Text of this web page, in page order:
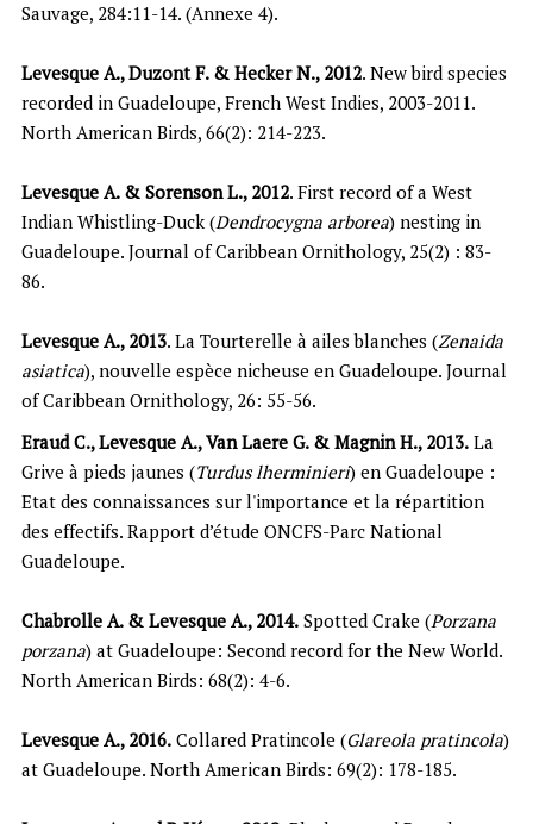
Sauvage, 284:11-14. (Annexe 4).
Levesque A., Duzont F. & Hecker N., 2012. New bird species
recorded in Guadeloupe, French West Indies, 2003-2011.
North American Birds, 66(2): 214-223.
Levesque A. & Sorenson L., 2012. First record of a West
Indian Whistling-Duck (Dendrocygna arborea) nesting in
Guadeloupe. Journal of Caribbean Ornithology, 25(2) : 83-
86.
Levesque A., 2013. La Tourterelle à ailes blanches (Zenaida
asiatica), nouvelle espèce nicheuse en Guadeloupe. Journal
of Caribbean Ornithology, 26: 55-56.
Eraud C., Levesque A., Van Laere G. & Magnin H., 2013. La
Grive à pieds jaunes (Turdus lherminieri) en Guadeloupe :
Etat des connaissances sur l'importance et la répartition
des effectifs. Rapport d’étude ONCFS-Parc National
Guadeloupe.
Chabrolle A. & Levesque A., 2014. Spotted Crake (Porzana
porzana) at Guadeloupe: Second record for the New World.
North American Birds: 68(2): 4-6.
Levesque A., 2016. Collared Pratincole (Glareola pratincola)
at Guadeloupe. North American Birds: 69(2): 178-185.